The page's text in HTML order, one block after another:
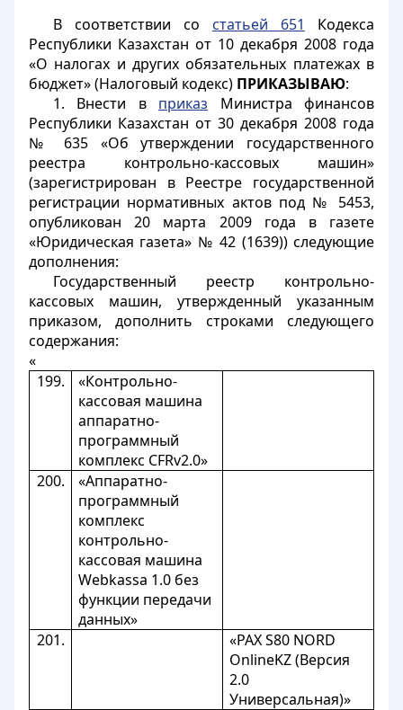
В соответствии со статьей 651
Кодекса
Республики Казахстан от 10 декабря 2008 года
«О налогах и других обязательных платежах в
бюджет» (Налоговый кодекс) ПРИКАЗЫВАЮ:
1. Внести в приказ Министра финансов
Республики Казахстан от 30 декабря 2008 года
№ 635 «Об утверждении государственного
реестра контрольно-кассовых машин»
(зарегистрирован в Реестре государственной
регистрации нормативных актов под № 5453,
опубликован 20 марта 2009 года в газете
«Юридическая газета» № 42 (1639)) следующие
дополнения:
Государственный реестр контрольно-
кассовых машин, утвержденный указанным
приказом, дополнить строками следующего
содержания:
«
199.
«Контрольно-
кассовая машина
аппаратно-
программный
комплекс CFRv2.0»
200.
«Аппаратно-
программный
комплекс
контрольно-
кассовая машина
Webkassa 1.0 без
функции передачи
данных»
201.
«PAX S80 NORD
OnlineKZ (Версия
2.0
Универсальная)»